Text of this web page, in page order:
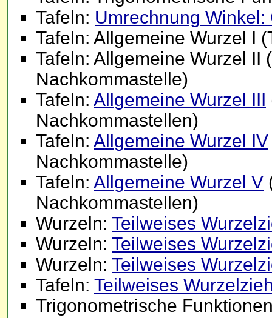
Tafeln: Umrechnung
Tafeln: Allgemeine Wurzel I
Tafeln: Allgemeine Wurzel II
Nachkommastelle)
Tafeln: Allgemeine Wurzel III
Nachkommastellen)
Tafeln: Allgemeine Wurzel IV
Nachkommastelle)
Tafeln: Allgemeine Wurzel V
Nachkommastellen)
Wurzeln: Teilweises
Wurzeln: Teilweises
Wurzeln: Teilweises
Tafeln: Teilweises
Trigonometrische